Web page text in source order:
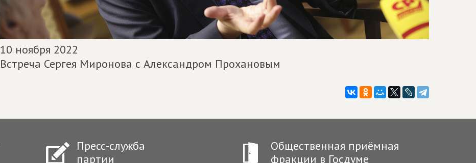
10 ноября 2022
Встреча Сергея Миронова с Александром Прохановым
Пресс-служба
партии
Общественная приёмная
фракции в Госдуме